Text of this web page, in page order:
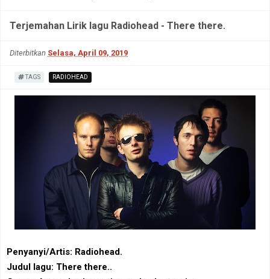
Terjemahan Lirik lagu Radiohead - There there.
Diterbitkan Selasa, April 09, 2019
TAGS RADIOHEAD
Penyanyi/Artis: Radiohead.
Judul lagu: There there..